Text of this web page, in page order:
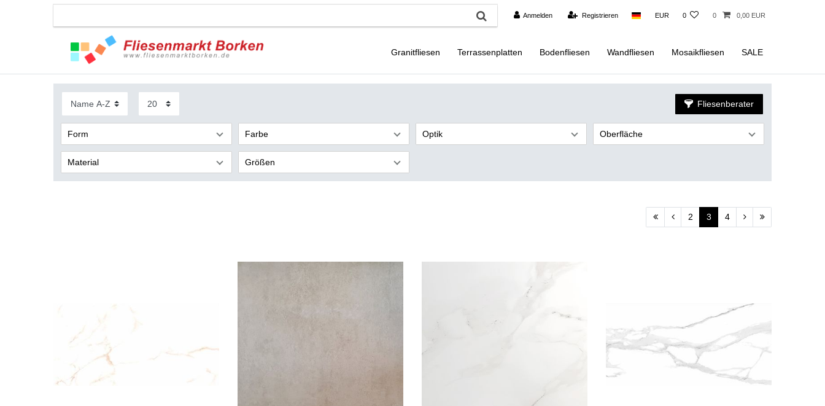
Anmelden Registrieren EUR 0 0 0,00 EUR
Granitfliesen Terrassenplatten Bodenfliesen Wandfliesen Mosaikfliesen SALE
Fliesenberater
Form Farbe Optik Oberfläche
Material Größen
2 3 4